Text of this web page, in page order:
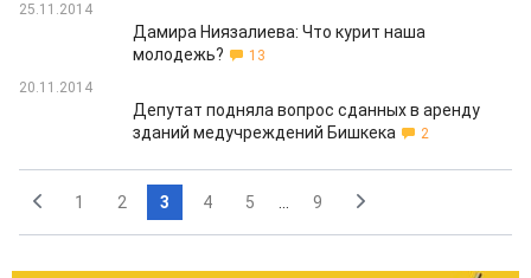
25.11.2014
Дамира Ниязалиева: Что курит наша
молодежь?
13
20.11.2014
Депутат подняла вопрос сданных в аренду
зданий медучреждений Бишкека
2
1 2 3 4 5 9